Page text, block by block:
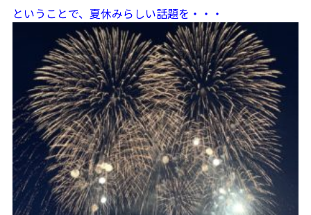
ということで、夏休みらしい話題を・・・